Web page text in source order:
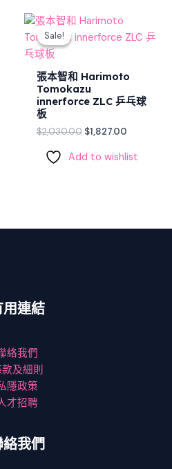
Sale!
Sale!
張本智和 Harimoto
Tomokazu
innerforce ZLC 乒乓球
板
$2,030.00
Original
was:
$1,827.00
price
is:
Add to wishlist
用連結
絡我們
及細則
隱政策
才招聘
絡我們